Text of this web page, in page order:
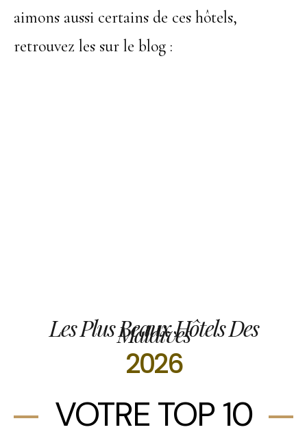
aimons aussi certains de ces hôtels,
retrouvez les sur le blog :
Les Plus Beaux Hôtels Des
Maldives
2026
VOTRE TOP 10